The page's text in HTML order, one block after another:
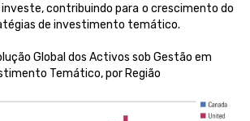
contribuindo para o crescimento do
de investimento temático.
Global dos Activos sob Gestão em
Temático, por Região